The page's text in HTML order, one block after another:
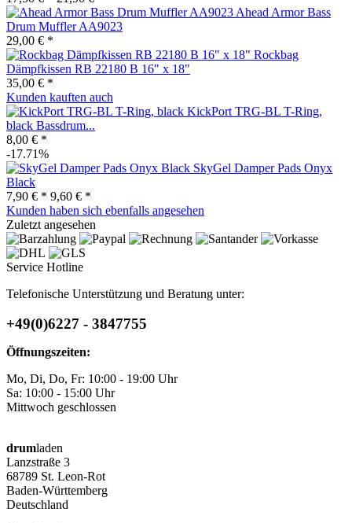
Ahead Armor Bass
Drum Muffler AA9023
29,00 € *
Rockbag
Dämpfkissen RB 22180 B 16" x 18"
35,00 € *
Kunden kauften auch
KickPort TRG-BL T-Ring,
black Bassdrum...
8,00 € *
-17.71%
SkyGel Damper Pads Onyx
Black
7,90 € * 9,60 € *
Kunden haben sich ebenfalls angesehen
Zuletzt angesehen
Service Hotline
Telefonische Unterstützung und Beratung unter:
+49(0)6227 - 3847755
Öffnungszeiten:
Mo, Di, Do, Fr: 10:00 - 19:00 Uhr
Sa: 10:00 - 15:00 Uhr
Mittwoch geschlossen
drumladen
Lanzstraße 3
68789 St. Leon-Rot
Baden-Württemberg
Deutschland